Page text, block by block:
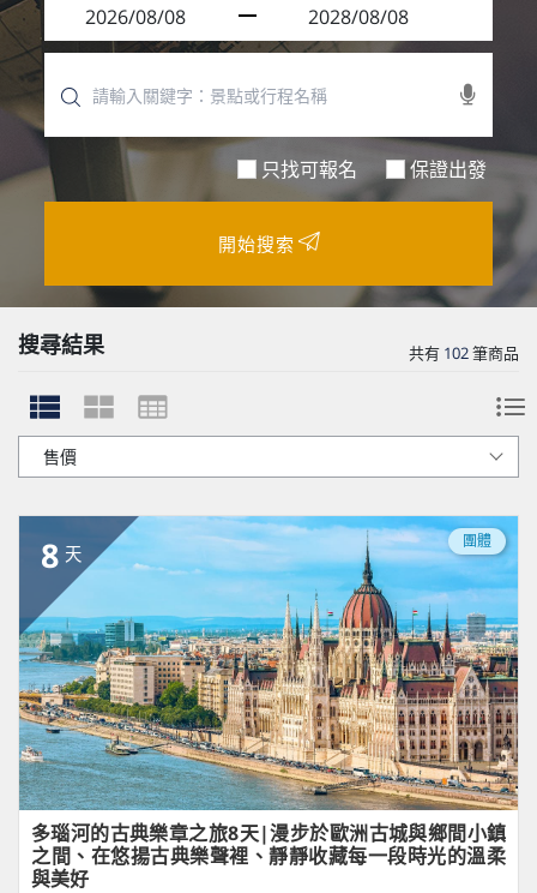
只找可報名 保證出發
開始搜索
搜尋結果 共有 102筆商品
8 天
團體
多瑙河的古典樂章之旅8天|漫步於歐洲古城與鄉間小鎮
之間、在悠揚古典樂聲裡、靜靜收藏每一段時光的溫柔
與美好